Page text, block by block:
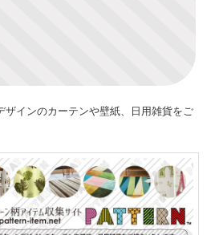
ザインのカーテンや壁紙、日用雑貨をご